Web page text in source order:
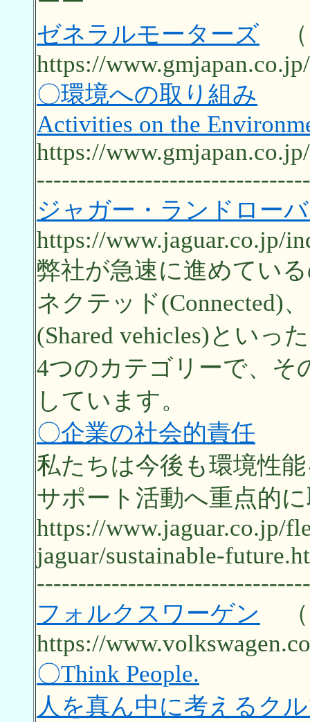
ゼネラルモーターズ （
https://www.gmjapan.co.jp/
〇環境への取り組み
Activities on the
https://
ジャガー・ランドロー
https://www.jaguar.co.jp/
弊社が急速に進めてい
ネクテッド(Connected)
(Shared vehicles)といった
4つのカテゴリーで、そ
しています。
〇企業の社会的責任
私たちは今後も環境性
サポート活動へ重点的
https://www.jaguar.co.jp/
jaguar/sustainable-
フォルクスワーゲン
（
https://
〇Think People.
人を真ん中に考えるク